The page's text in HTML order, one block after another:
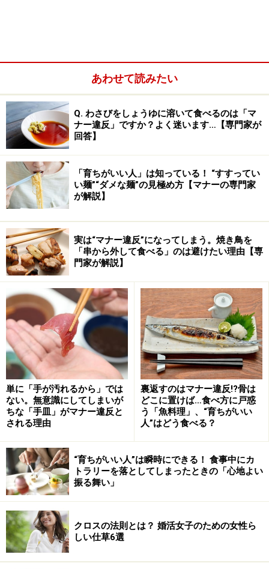
1：第一印象で決まる！
学校でも新しい職場でも、そしてママ友間でも“最初”が
肝心です。グループができてしまってからではなかなか
入りづらいもの。ぜひ、好感を持たれる第一印象を身に
つけ、早い段階で親しい友人や仲間をつくることを意識
してください。
2：口角2ミリの法則
まずは、あなたの口角をチェックしてみてください。真
顔のとき口角が下がりへの字になっていませんか？ これ
では近寄りがたい雰囲気をつくってしまいます。常に口
角を少し上げておく「口角2ミリの法則」を意識すると
周りの方が声を掛けやすくなりますよ。
3：NGな目線
シャイな方はもちろんですが、癖でアイコンタクトが取
れない方も少なくありません。恥ずかしくてもあいさつ
をするときには相手の瞳をしっかり見ましょう。
あわせて読みたい
Q. わさびをしょうゆに溶いて食べるのは「マ
ナー違反」ですか？よく迷います…【専門家が
回答】
「育ちがいい人」は知っている！ “すすってい
い麺”“ダメな麺”の見極め方【マナーの専門家
が解説】
実は“マナー違反”になってしまう。焼き鳥を
「串から外して食べる」のは避けたい理由【専
門家が解説】
単に「手が汚れるから」では
ない。無意識にしてしまいが
ちな「手皿」がマナー違反と
される理由
裏返すのはマナー違反!?骨は
どこに置けば…食べ方に戸惑
う「魚料理」、“育ちがいい
人”はどう食べる？
“育ちがいい人”は瞬時にできる！ 食事中にカ
トラリーを落としてしまったときの「心地よい
振る舞い」
クロスの法則とは？ 婚活女子のための女性ら
しい仕草6選